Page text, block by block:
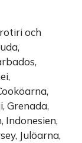
och
Grenada,
Indonesien,
Julöarna,